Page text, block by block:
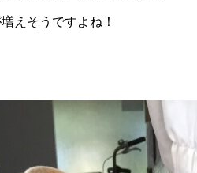
えそうですよね！